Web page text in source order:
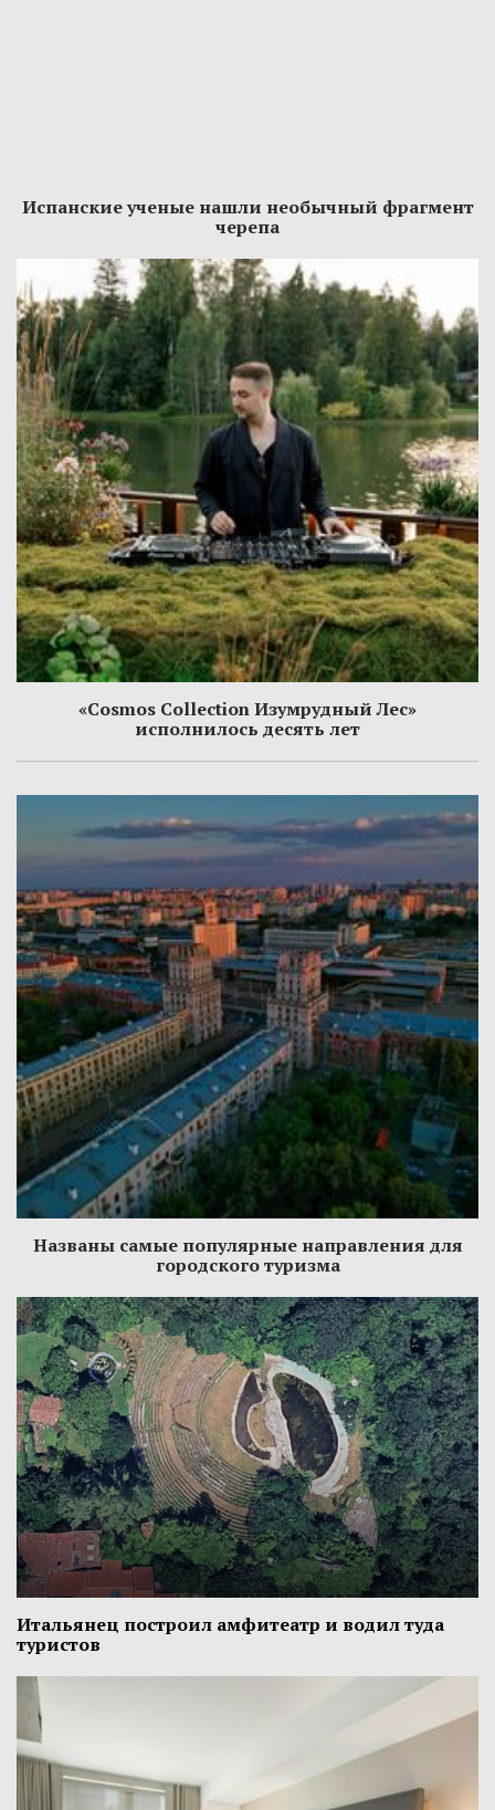
Испанские ученые нашли необычный фрагмент
черепа
«Cosmos Collection Изумрудный Лес»
исполнилось десять лет
Названы самые популярные направления для
городского туризма
Итальянец построил амфитеатр и водил туда
туристов